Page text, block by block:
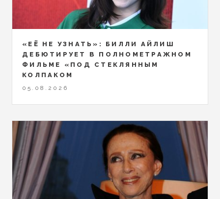
«ЕЁ НЕ УЗНАТЬ»: БИЛЛИ АЙЛИШ
ДЕБЮТИРУЕТ В ПОЛНОМЕТРАЖНОМ
ФИЛЬМЕ «ПОД СТЕКЛЯННЫМ
КОЛПАКОМ
05.08.2026